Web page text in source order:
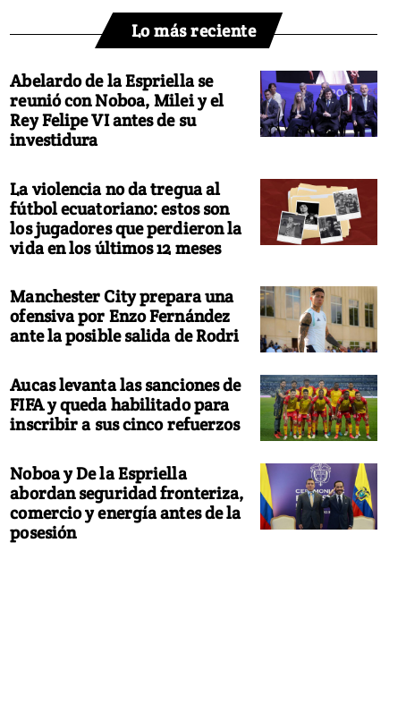
Lo más reciente
Abelardo de la Espriella se
reunió con Noboa, Milei y el
Rey Felipe VI antes de su
investidura
La violencia no da tregua al
fútbol ecuatoriano: estos son
los jugadores que perdieron la
vida en los últimos 12 meses
Manchester City prepara una
ofensiva por Enzo Fernández
ante la posible salida de Rodri
Aucas levanta las sanciones de
FIFA y queda habilitado para
inscribir a sus cinco refuerzos
Noboa y De la Espriella
abordan seguridad fronteriza,
comercio y energía antes de la
posesión